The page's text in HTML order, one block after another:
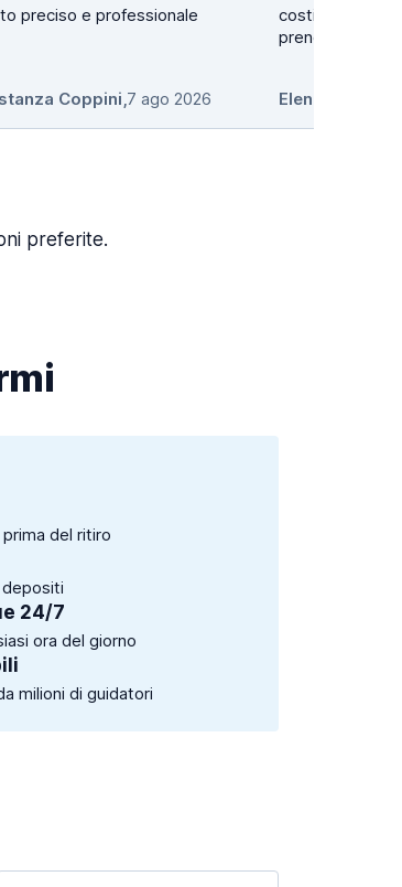
preciso e professionale
Coppini,7 ago 2026
costi
prenotazione.
Elena Maria
preferite.
del ritiro
24/7
ora del giorno
milioni di guidatori